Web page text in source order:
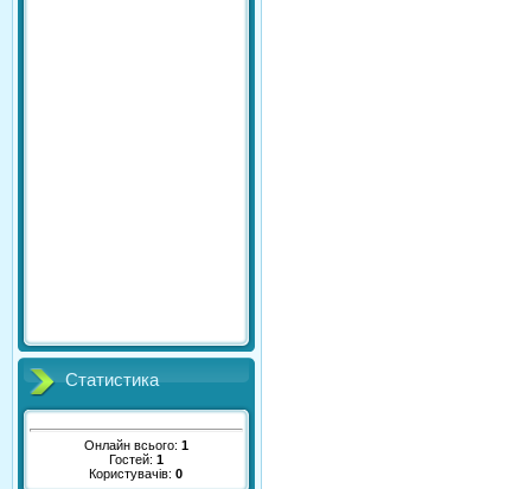
Статистика
Онлайн всього: 1
Гостей: 1
Користувачів:0